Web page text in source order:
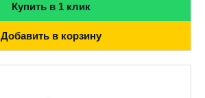
Купить в 1 клик
Добавить в корзину